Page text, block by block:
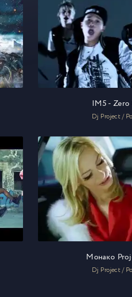
IM5 -
Dj Project /
Монако
Dj Project /